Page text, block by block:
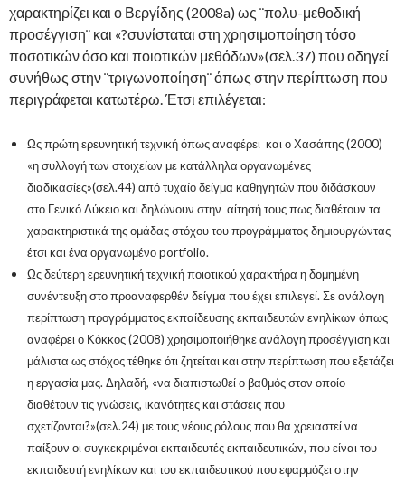
χαρακτηρίζει και ο Βεργίδης (2008a) ως ¨πολυ-μεθοδική
προσέγγιση¨ και «?συνίσταται στη χρησιμοποίηση τόσο
ποσοτικών όσο και ποιοτικών μεθόδων»(σελ.37) που οδηγεί
συνήθως στην ¨τριγωνοποίηση¨ όπως στην περίπτωση που
περιγράφεται κατωτέρω. Έτσι επιλέγεται:
Ως πρώτη ερευνητική τεχνική όπως αναφέρει και ο Χασάπης (2000)
«η συλλογή των στοιχείων με κατάλληλα οργανωμένες
διαδικασίες»(σελ.44) από τυχαίο δείγμα καθηγητών που διδάσκουν
στο Γενικό Λύκειο και δηλώνουν στην αίτησή τους πως διαθέτουν τα
χαρακτηριστικά της ομάδας στόχου του προγράμματος δημιουργώντας
έτσι και ένα οργανωμένο portfolio.
Ως δεύτερη ερευνητική τεχνική ποιοτικού χαρακτήρα η δομημένη
συνέντευξη στο προαναφερθέν δείγμα που έχει επιλεγεί. Σε ανάλογη
περίπτωση προγράμματος εκπαίδευσης εκπαιδευτών ενηλίκων όπως
αναφέρει ο Κόκκος (2008) χρησιμοποιήθηκε ανάλογη προσέγγιση και
μάλιστα ως στόχος τέθηκε ότι ζητείται και στην περίπτωση που εξετάζει
η εργασία μας. Δηλαδή, «να διαπιστωθεί ο βαθμός στον οποίο
διαθέτουν τις γνώσεις, ικανότητες και στάσεις που
σχετίζονται?»(σελ.24) με τους νέους ρόλους που θα χρειαστεί να
παίξουν οι συγκεκριμένοι εκπαιδευτές εκπαιδευτικών, που είναι του
εκπαιδευτή ενηλίκων και του εκπαιδευτικού που εφαρμόζει στην